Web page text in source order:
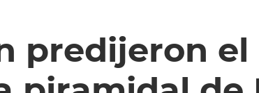
ENTROMETIDOS EN LA TELE
ENTRE NOS
FIESTAS ARGENTINAS
BELLEZA FASHION
predijeron